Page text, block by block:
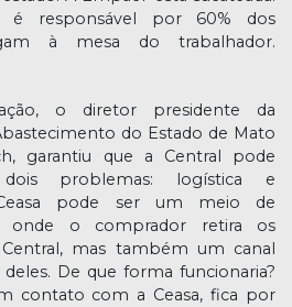
é responsável por 60% dos
à mesa do trabalhador.
o diretor presidente da
do Estado de Mato
garantiu que a Central pode
problemas: logística e
Ceasa pode ser um meio de
onde o comprador retira os
mas também um canal
De que forma funcionaria?
contato com a Ceasa, fica por